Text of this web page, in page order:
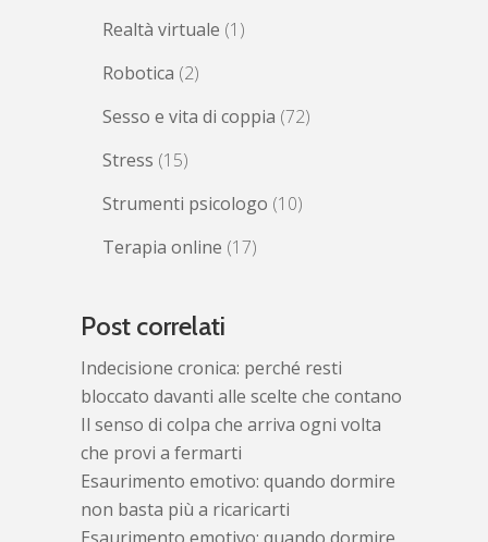
Realtà virtuale (1)
Robotica (2)
Sesso e vita di coppia (72)
Stress (15)
Strumenti psicologo (10)
Terapia online (17)
Post correlati
Indecisione cronica: perché resti
bloccato davanti alle scelte che contano
Il senso di colpa che arriva ogni volta
che provi a fermarti
Esaurimento emotivo: quando dormire
non basta più a ricaricarti